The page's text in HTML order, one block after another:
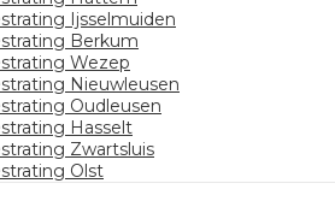
Ijsselmuiden
Berkum
Wezep
Nieuwleusen
Oudleusen
Hasselt
Zwartsluis
Olst